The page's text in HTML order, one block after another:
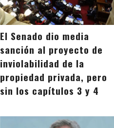
El Senado dio media
sanción al proyecto de
inviolabilidad de la
propiedad privada, pero
sin los capítulos 3 y 4